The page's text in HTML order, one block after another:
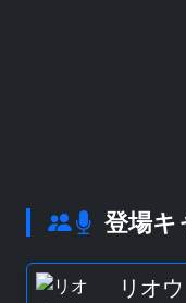
登場キ
リオウ